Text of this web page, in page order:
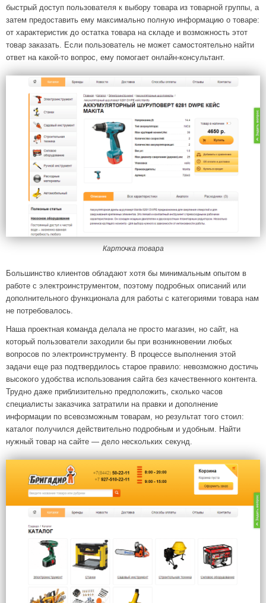
быстрый доступ пользователя к выбору товара из товарной группы, а
затем предоставить ему максимально полную информацию о товаре:
от характеристик до остатка товара на складе и возможность этот
товар заказать. Если пользователь не может самостоятельно найти
ответ на какой-то вопрос, ему помогает онлайн-консультант.
Карточка товара
Большинство клиентов обладают хотя бы минимальным опытом в
работе с электроинструментом, поэтому подробных описаний или
дополнительного функционала для работы с категориями товара нам
не потребовалось.
Наша проектная команда делала не просто магазин, но сайт, на
который пользователи заходили бы при возникновении любых
вопросов по электроинструменту. В процессе выполнения этой
задачи еще раз подтвердилось старое правило: невозможно достичь
высокого удобства использования сайта без качественного контента.
Трудно даже приблизительно предположить, сколько часов
специалисты заказчика затратили на правки и дополнение
информации по всевозможным товарам, но результат того стоил:
каталог получился действительно подробным и удобным. Найти
нужный товар на сайте — дело нескольких секунд.